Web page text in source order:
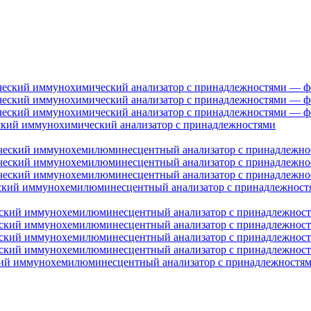
иммунохимический анализатор с принадлежностями
иммунохемилюминесцентный анализатор с
иммунохемилюминесцентный анализатор с